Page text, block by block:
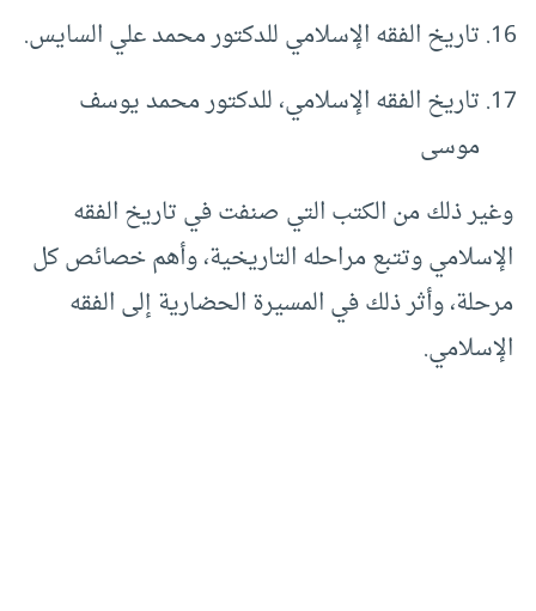
تاريخ الفقه الإسلامي للدكتور محمد علي السايس.
تاريخ الفقه الإسلامي، للدكتور محمد يوسف
موسى
وغير ذلك من الكتب التي صنفت في تاريخ الفقه
الإسلامي وتتبع مراحله التاريخية، وأهم خصائص كل
مرحلة، وأثر ذلك في المسيرة الحضارية إلى الفقه
الإسلامي.